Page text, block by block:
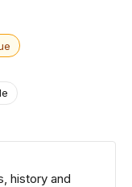
history and